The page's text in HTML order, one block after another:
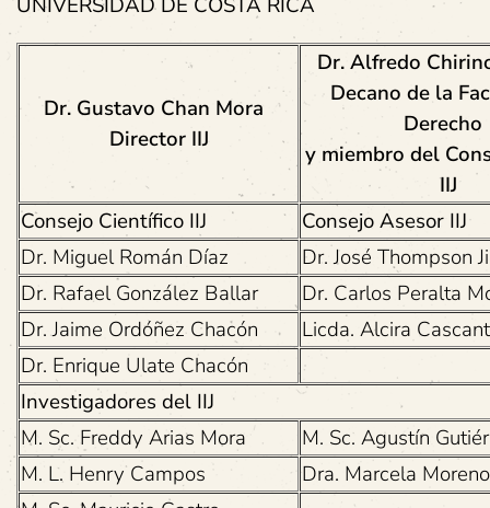
UNIVERSIDAD DE COSTA RICA
Dr. Gustavo Chan Mora
Director IIJ
Dr. Alfredo
Decano de la
y miembro del
IIJ
Consejo Científico IIJ
Consejo Asesor IIJ
Dr. Miguel Román Díaz
Dr. José Thompson
Dr. Rafael González Ballar
Dr. Carlos Peralta
Dr. Jaime Ordóñez Chacón
Licda. Alcira
Dr. Enrique Ulate Chacón
Investigadores del IIJ
M. Sc. Freddy Arias Mora
M. Sc. Agustín
M. L. Henry Campos
Dra. Marcela